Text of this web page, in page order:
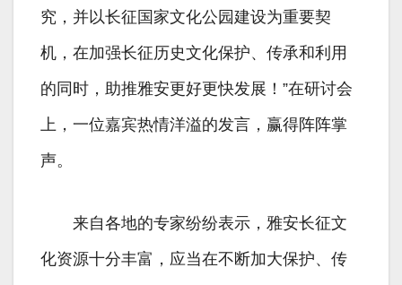
究，并以长征国家文化公园建设为重要契
机，在加强长征历史文化保护、传承和利用
的同时，助推雅安更好更快发展！”在研讨会
上，一位嘉宾热情洋溢的发言，赢得阵阵掌
声。
来自各地的专家纷纷表示，雅安长征文
化资源十分丰富，应当在不断加大保护、传